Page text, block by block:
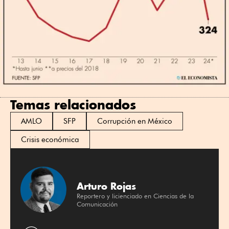
Temas relacionados
AMLO SFP
Corrupción en México
Crisis económica
Arturo Rojas
Reportero y licienciado en Ciencias de la
Comunicación